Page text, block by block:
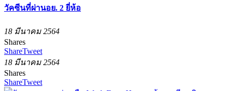
วัคซีนที่ผ่านอย. 2 ยี่ห้อ
18 มีนาคม 2564
Shares
ShareTweet
18 มีนาคม 2564
Shares
ShareTweet